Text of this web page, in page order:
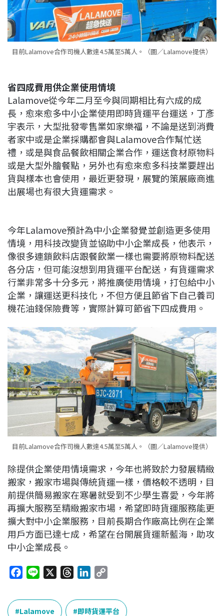
目前Lalamove合作司機人數達4.5萬至5萬人。（圖／Lalamove提供）
省四成費用供企業使用情境
Lalamove從今年二月至今與同期相比有六成的成
長，愈來愈多中小企業使用即時貨運平台運送，丁彥
宇表示，大型批發零售業如家樂福，不論是送到消費
者家中或是企業採購都會與Lalamove合作幫忙送
禮，或是與食品餐飲相關企業合作，運送食材原物料
或是大型外膾餐點，另外也有愈來愈多科技業要趕出
貨與樣本也會使用，最近更發現，展覽的策展廠商進
出展場也有很大貨運需求。
今年Lalamove預計為中小企業發覺並創造更多使用
情境，用科技改變貨並協助中小企業成長，他表示，
像很多連鎖飲料店跟餐飲業一樣也需要將原物料配送
各分店，但可能沒想到用貨運平台配送，有貨運需求
行業非常多十分多元，將推廣使用情境，打包給中小
企業，讓運送更科技化，不但方便且節省下自己養司
機花油錢保險費等，實際計算可節省下四成費用。
目前Lalamove合作司機人數達4.5萬至5萬人。（圖／Lalamove提供）
除提供企業使用情境需求，今年也將致於力發展精緻
搬家，搬家市場與傳統貨運一樣，價格較不透明，目
前提供簡易搬家在寒暑就受到不少學生喜愛，今年將
再擴大服務至精緻搬家市場，希望即時貨運服務能更
擴大對中小企業服務，目前長期合作廠高比例在企業
用戶方面已達七成，希望在台開展貨運新藍海，助攻
中小企業成長。
c
e
n
e
r
e
n
k
p
y
Lalamove 即時貨運平台